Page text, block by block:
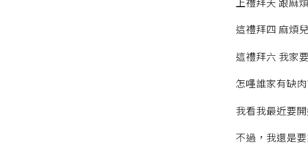
這禮拜四 麻煩
這禮拜六 我家
怎嚜誰家有缺
我看我最近要
不過，我還是